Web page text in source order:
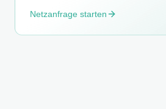
Netzanfrage starten